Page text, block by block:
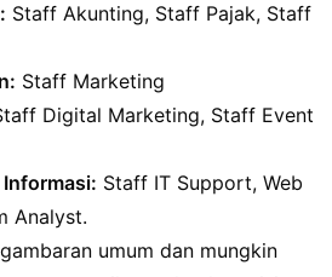
Staff Akunting, Staff Pajak, Staff
Staff Marketing
Digital Marketing, Staff Event
Staff IT Support, Web
Analyst.
umum dan mungkin